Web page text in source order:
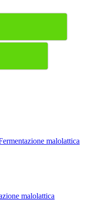
malolattica
malolattica